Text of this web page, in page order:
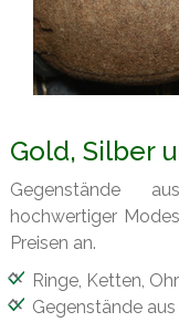
Gold, Silber
Gegenstände
hochwertiger
Preisen an.
Ringe, Ketten,
Gegenstände aus